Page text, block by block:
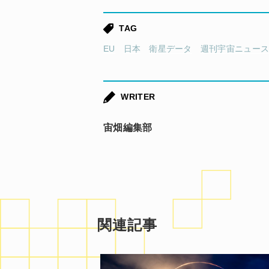
TAG
EU 日本 衛星データ 週刊宇宙ニュース
WRITER
宙畑編集部
関連記事